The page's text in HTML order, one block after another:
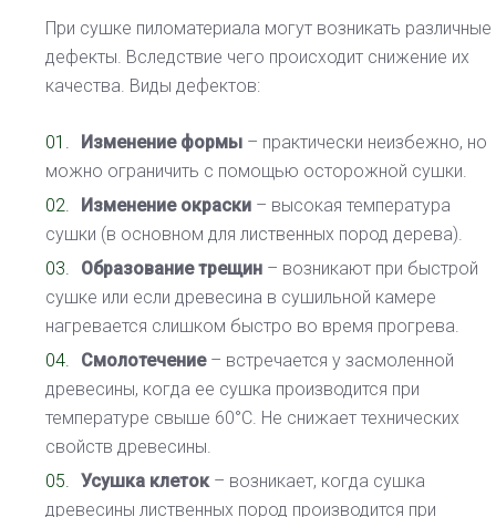
При сушке пиломатериала могут возникать различные
дефекты. Вследствие чего происходит снижение их
качества. Виды дефектов:
Изменение формы – практически неизбежно, но
можно ограничить с помощью осторожной сушки.
Изменение окраски – высокая температура
сушки (в основном для лиственных пород дерева).
Образование трещин – возникают при быстрой
сушке или если древесина в сушильной камере
нагревается слишком быстро во время прогрева.
Смолотечение– встречается у засмоленной
древесины, когда ее сушка производится при
температуре свыше 60°С. Не снижает технических
свойств древесины.
Усушка клеток – возникает, когда сушка
древесины лиственных пород производится при